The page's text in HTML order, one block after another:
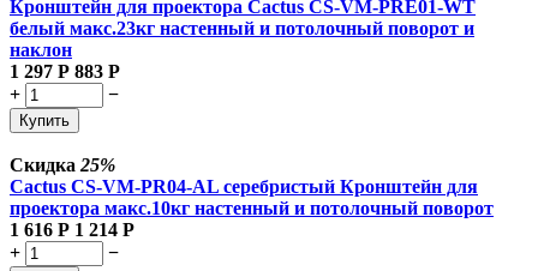
Кронштейн для проектора Cactus CS-VM-PRE01-WT
белый макс.23кг настенный и потолочный поворот и
наклон
1 297 Р 883 Р
+
−
Купить
Скидка 25%
Cactus CS-VM-PR04-AL серебристый Кронштейн для
проектора макс.10кг настенный и потолочный поворот
1 616 Р 1 214 Р
+
−